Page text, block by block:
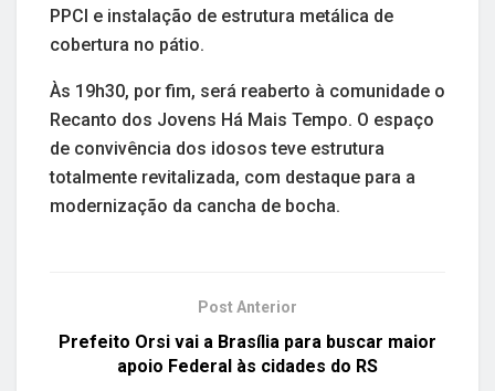
PPCI e instalação de estrutura metálica de
cobertura no pátio.
Às 19h30, por fim, será reaberto à comunidade o
Recanto dos Jovens Há Mais Tempo. O espaço
de convivência dos idosos teve estrutura
totalmente revitalizada, com destaque para a
modernização da cancha de bocha.
Post Anterior
Prefeito Orsi vai a Brasília para buscar maior
apoio Federal às cidades do RS